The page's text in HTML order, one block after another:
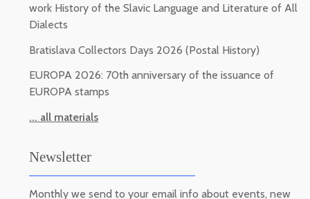
work History of the Slavic Language and Literature of All
Dialects
Bratislava Collectors Days 2026 (Postal History)
EUROPA 2026: 70th anniversary of the issuance of
EUROPA stamps
... all materials
Newsletter
Monthly we send to your email info about events, new